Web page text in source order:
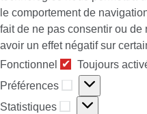
le comportement de
fait de ne pas consentir ou
avoir un effet négatif sur
Fonctionnel
Fonctionnel
Toujours
Préférences
Préférences
Statistiques Statistiques